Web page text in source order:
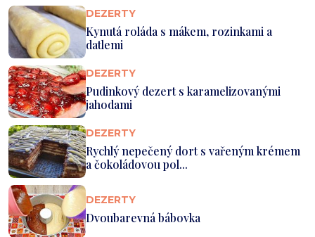
DEZERTY
Kynutá roláda s mákem, rozinkami a
datlemi
DEZERTY
Pudinkový dezert s karamelizovanými
jahodami
DEZERTY
Rychlý nepečený dort s vařeným krémem
a čokoládovou pol...
DEZERTY
Dvoubarevná bábovka